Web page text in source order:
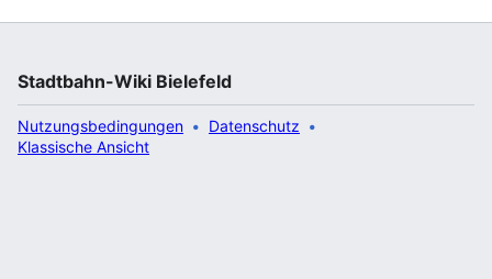
Stadtbahn-Wiki Bielefeld
Datenschutz
Nutzungsbedingungen
Klassische Ansicht